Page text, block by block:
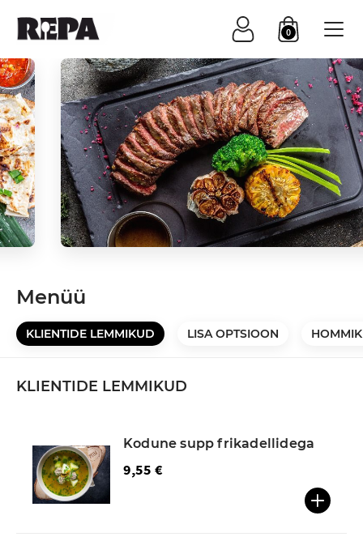
0
Menüü
KLIENTIDE LEMMIKUD LISA OPTSIOON
KLIENTIDE LEMMIKUD
Kodune supp frikadellidega
9,55 €